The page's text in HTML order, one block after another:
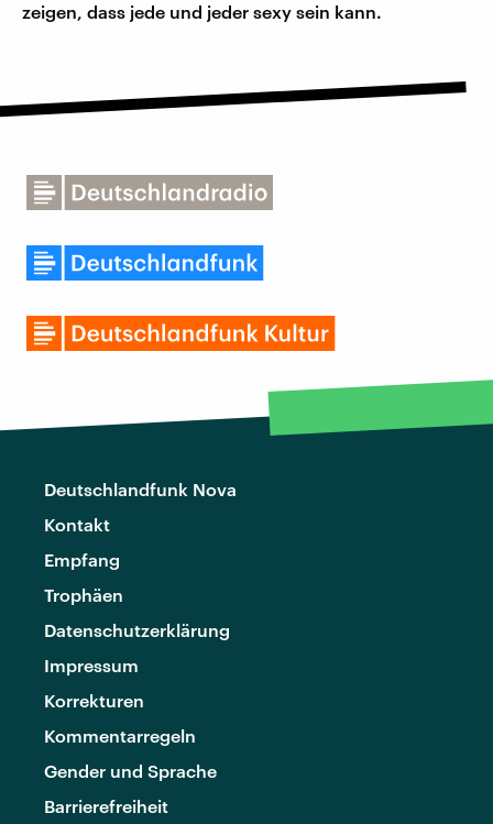
zeigen, dass jede und jeder sexy sein kann.
Deutschlandfunk Nova
Kontakt
Empfang
Trophäen
Datenschutzerklärung
Impressum
Korrekturen
Kommentarregeln
Gender und Sprache
Barrierefreiheit